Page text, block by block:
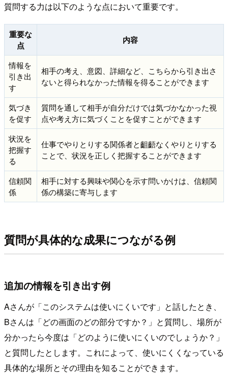
質問する力は以下のような点において重要です。
重要な
点
内容
情報を
引き出
す
相手の考え、意図、詳細など、こちらから引き出さ
ないと得られなかった情報を得ることができます
気づき
を促す
質問を通して相手が自分だけでは気づかなかった視
点や考え方に気づくことを促すことができます
状況を
把握す
る
仕事でやりとりする関係者と齟齬なくやりとりする
ことで、状況を正しく把握することができます
信頼関
係
相手に対する興味や関心を示す問いかけは、信頼関
係の構築に寄与します
質問が具体的な成果につながる例
追加の情報を引き出す例
Aさんが「このシステムは使いにくいです」と話したとき、
Bさんは「どの画面のどの部分ですか？」と質問し、場所が
分かったら今度は「どのように使いにくいのでしょうか？」
と質問したとします。これによって、使いにくくなっている
具体的な場所とその理由を知ることができます。